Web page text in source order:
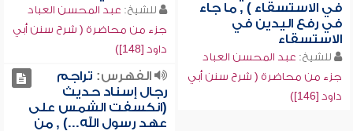
في الاستسقاء ) , ما جاء
في رفع اليدين في
الاستسقاء
للشيخ: عبد المحسن العباد
جزء من محاضرة ( شرح سنن أبي
داود [146])
للشيخ: عبد المحسن العباد
جزء من محاضرة ( شرح سنن أبي
داود [148])
الفهرس: تراجم
رجال إسناد حديث
(انكسفت الشمس على
عهد رسول الله...) , من